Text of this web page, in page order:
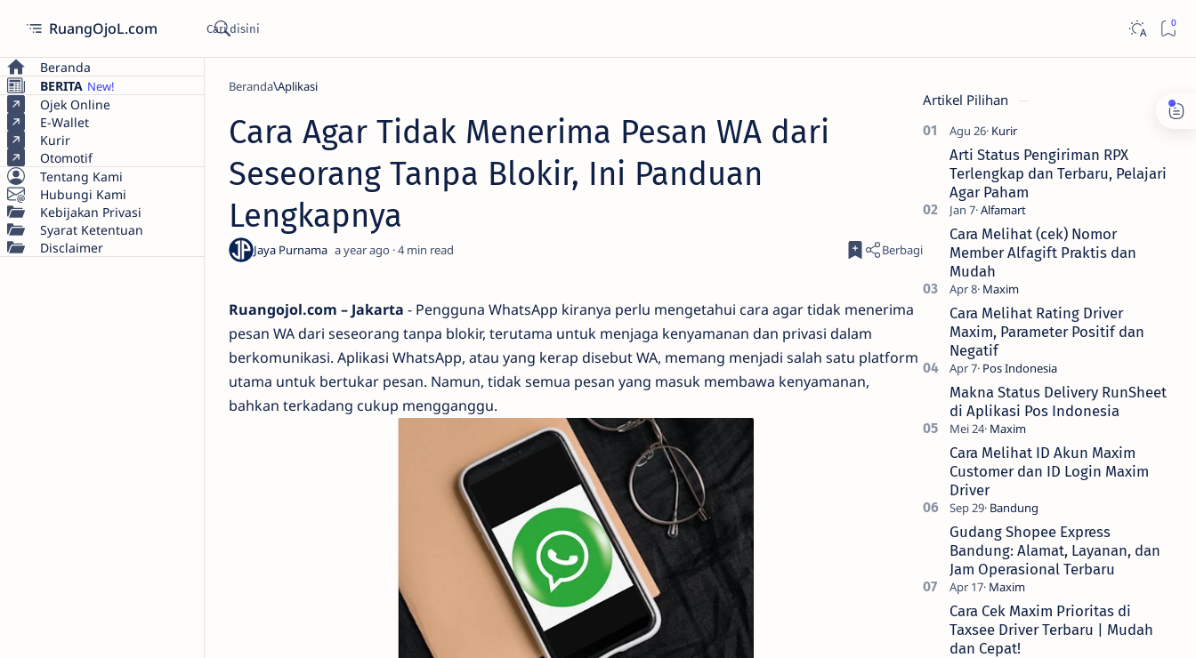
RuangOjoL.com
Beranda
BERITA
Ojek Online
E-Wallet
Kurir
Otomotif
Tentang Kami
Hubungi Kami
Kebijakan Privasi
Syarat Ketentuan
Disclaimer
Beranda Aplikasi
Cara Agar Tidak Menerima Pesan WA dari
Seseorang Tanpa Blokir, Ini Panduan
Lengkapnya
a year ago 4
Ruangojol.com – Jakarta - Pengguna WhatsApp kiranya perlu mengetahui cara agar tidak menerima
pesan WA dari seseorang tanpa blokir, terutama untuk menjaga kenyamanan dan privasi dalam
berkomunikasi. Aplikasi WhatsApp, atau yang kerap disebut WA, memang menjadi salah satu platform
utama untuk bertukar pesan. Namun, tidak semua pesan yang masuk membawa kenyamanan,
bahkan terkadang cukup mengganggu.
Artikel Pilihan
Arti Status Pengiriman RPX
Terlengkap dan Terbaru, Pelajari
Agar Paham
Cara Melihat (cek) Nomor
Member Alfagift Praktis dan
Mudah
Cara Melihat Rating Driver
Maxim, Parameter Positif dan
Negatif
Makna Status Delivery RunSheet
di Aplikasi Pos Indonesia
Cara Melihat ID Akun Maxim
Customer dan ID Login Maxim
Driver
Gudang Shopee Express
Bandung: Alamat, Layanan, dan
Jam Operasional Terbaru
Cara Cek Maxim Prioritas di
Taxsee Driver Terbaru | Mudah
dan Cepat!